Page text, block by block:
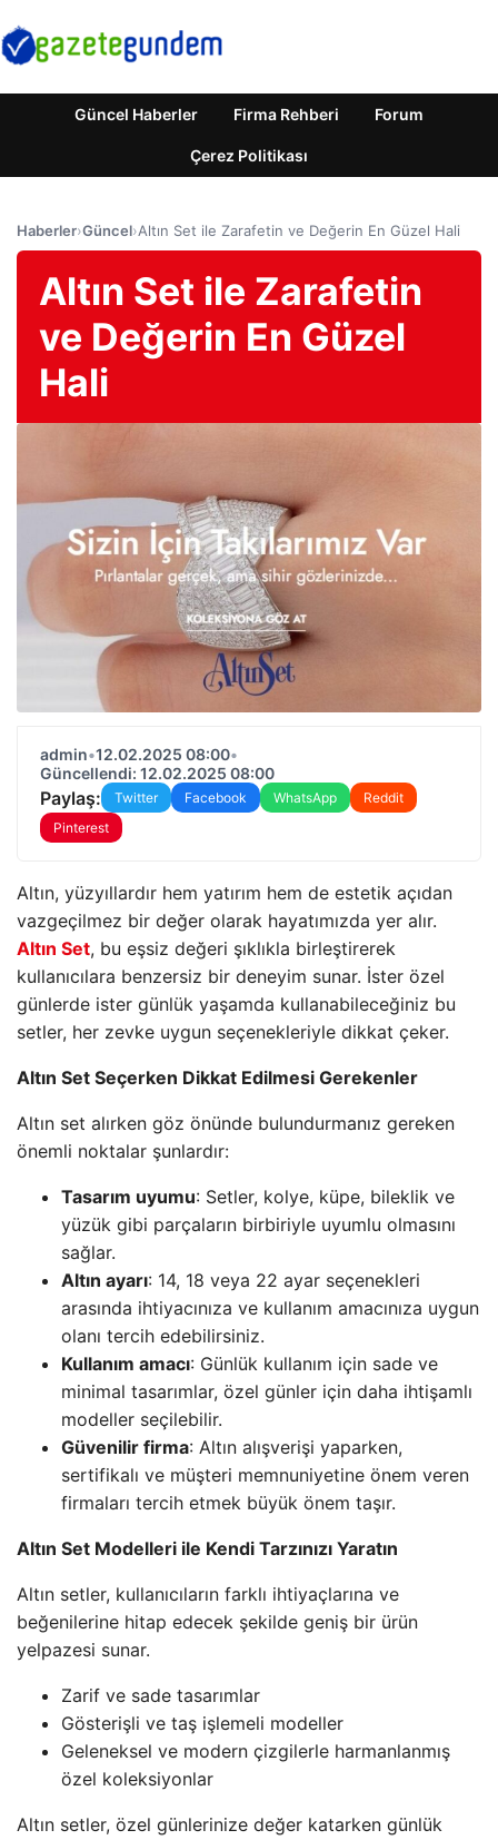
Güncel Haberler Firma Rehberi Forum
Çerez Politikası
Haberler›Güncel›Altın Set ile Zarafetin ve Değerin En Güzel Hali
Altın Set ile Zarafetin
ve Değerin En Güzel
Hali
admin•12.02.2025 08:00•
Güncellendi: 12.02.2025 08:00
Paylaş: Twitter Facebook WhatsApp
Reddit
Pinterest
Altın, yüzyıllardır hem yatırım hem de estetik açıdan
vazgeçilmez bir değer olarak hayatımızda yer alır.
Altın Set, bu eşsiz değeri şıklıkla birleştirerek
kullanıcılara benzersiz bir deneyim sunar. İster özel
günlerde ister günlük yaşamda kullanabileceğiniz bu
setler, her zevke uygun seçenekleriyle dikkat çeker.
Altın Set Seçerken Dikkat Edilmesi Gerekenler
Altın set alırken göz önünde bulundurmanız gereken
önemli noktalar şunlardır:
Tasarım uyumu: Setler, kolye, küpe, bileklik ve
yüzük gibi parçaların birbiriyle uyumlu olmasını
sağlar.
Altın ayarı: 14, 18 veya 22 ayar seçenekleri
arasında ihtiyacınıza ve kullanım amacınıza uygun
olanı tercih edebilirsiniz.
Kullanım amacı: Günlük kullanım için sade ve
minimal tasarımlar, özel günler için daha ihtişamlı
modeller seçilebilir.
Güvenilir firma: Altın alışverişi yaparken,
sertifikalı ve müşteri memnuniyetine önem veren
firmaları tercih etmek büyük önem taşır.
Altın Set Modelleri ile Kendi Tarzınızı Yaratın
Altın setler, kullanıcıların farklı ihtiyaçlarına ve
beğenilerine hitap edecek şekilde geniş bir ürün
yelpazesi sunar.
Zarif ve sade tasarımlar
Gösterişli ve taş işlemeli modeller
Geleneksel ve modern çizgilerle harmanlanmış
özel koleksiyonlar
Altın setler, özel günlerinize değer katarken günlük